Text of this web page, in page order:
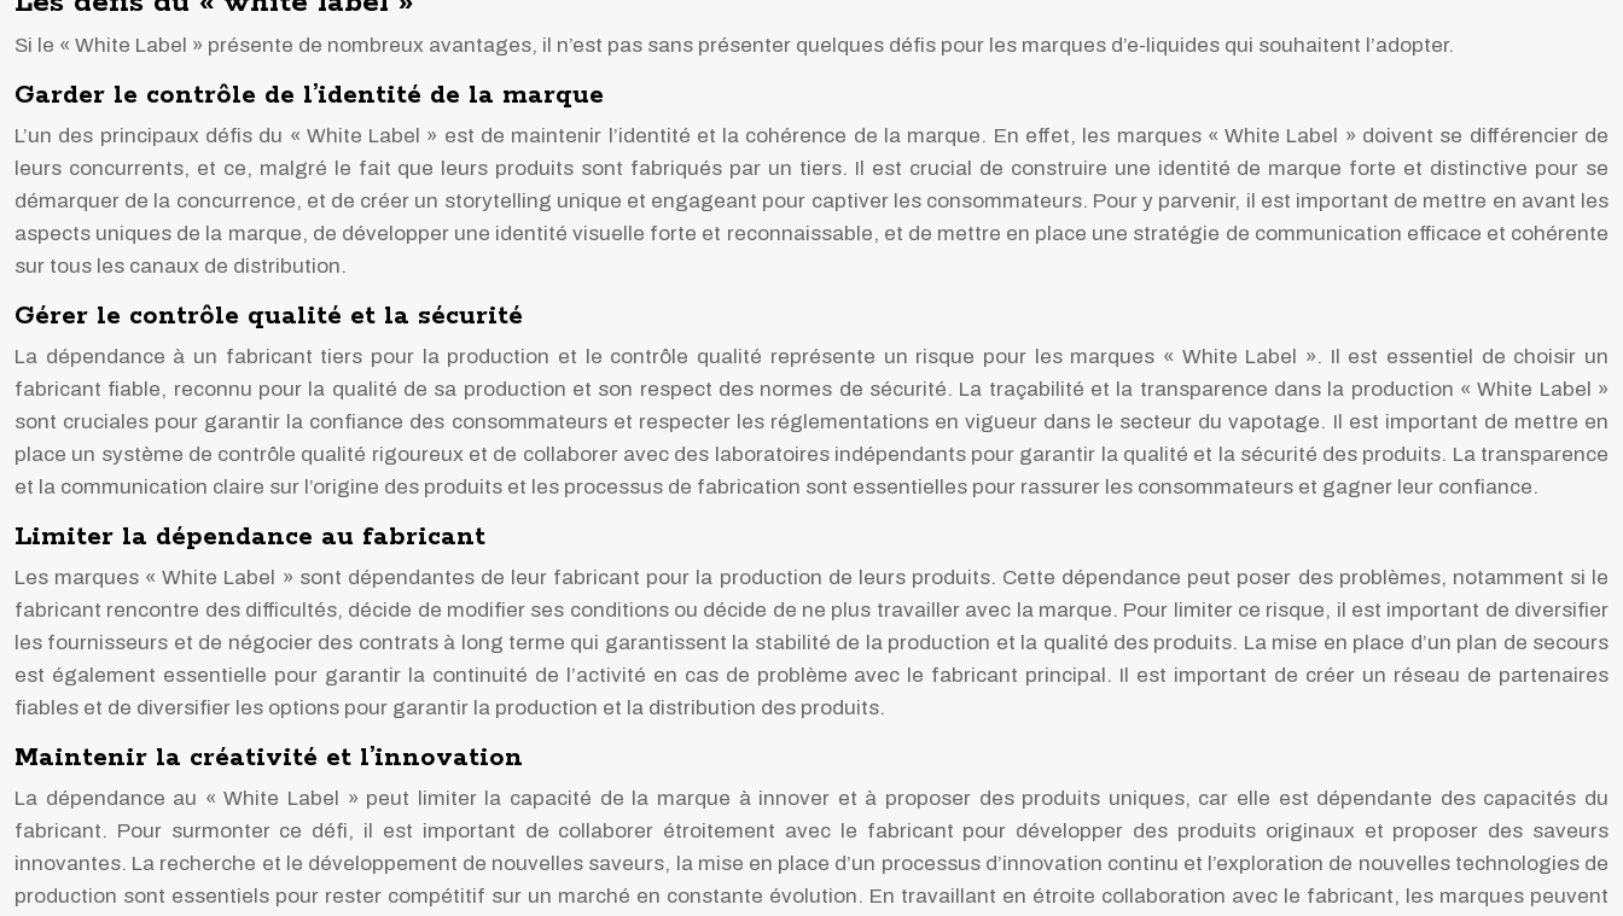
Si le « White Label » présente de nombreux avantages, il n’est pas sans présenter quelques défis pour les marques d’e-liquides qui souhaitent l’adopter.
Garder le contrôle de l’identité de la marque
L’un des principaux défis du « White Label » est de maintenir l’identité et la cohérence de la marque. En effet, les marques « White Label » doivent se différencier de
leurs concurrents, et ce, malgré le fait que leurs produits sont fabriqués par un tiers. Il est crucial de construire une identité de marque forte et distinctive pour se
démarquer de la concurrence, et de créer un storytelling unique et engageant pour captiver les consommateurs. Pour y parvenir, il est important de mettre en avant les
aspects uniques de la marque, de développer une identité visuelle forte et reconnaissable, et de mettre en place une stratégie de communication efficace et cohérente
sur tous les canaux de distribution.
Gérer le contrôle qualité et la sécurité
La dépendance à un fabricant tiers pour la production et le contrôle qualité représente un risque pour les marques « White Label ». Il est essentiel de choisir un
fabricant fiable, reconnu pour la qualité de sa production et son respect des normes de sécurité. La traçabilité et la transparence dans la production « White Label »
sont cruciales pour garantir la confiance des consommateurs et respecter les réglementations en vigueur dans le secteur du vapotage. Il est important de mettre en
place un système de contrôle qualité rigoureux et de collaborer avec des laboratoires indépendants pour garantir la qualité et la sécurité des produits. La transparence
et la communication claire sur l’origine des produits et les processus de fabrication sont essentielles pour rassurer les consommateurs et gagner leur confiance.
Limiter la dépendance au fabricant
Les marques « White Label » sont dépendantes de leur fabricant pour la production de leurs produits. Cette dépendance peut poser des problèmes, notamment si le
fabricant rencontre des difficultés, décide de modifier ses conditions ou décide de ne plus travailler avec la marque. Pour limiter ce risque, il est important de diversifier
les fournisseurs et de négocier des contrats à long terme qui garantissent la stabilité de la production et la qualité des produits. La mise en place d’un plan de secours
est également essentielle pour garantir la continuité de l’activité en cas de problème avec le fabricant principal. Il est important de créer un réseau de partenaires
fiables et de diversifier les options pour garantir la production et la distribution des produits.
Maintenir la créativité et l’innovation
La dépendance au « White Label » peut limiter la capacité de la marque à innover et à proposer des produits uniques, car elle est dépendante des capacités du
fabricant. Pour surmonter ce défi, il est important de collaborer étroitement avec le fabricant pour développer des produits originaux et proposer des saveurs
innovantes. La recherche et le développement de nouvelles saveurs, la mise en place d’un processus d’innovation continu et l’exploration de nouvelles technologies de
production sont essentiels pour rester compétitif sur un marché en constante évolution. En travaillant en étroite collaboration avec le fabricant, les marques peuvent